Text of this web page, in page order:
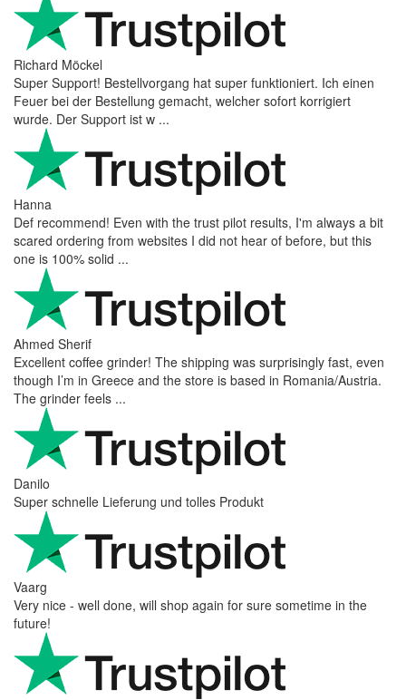
Mihaylovich
perfect all product,company,delivery, thanks recomended
Nerijus
Excellent store! Friendly and professional communication, fast
shipping, and the item arrived well packaged. The whole
purchasing experience was smoot ...
Richard Möckel
Super Support! Bestellvorgang hat super funktioniert. Ich einen
Feuer bei der Bestellung gemacht, welcher sofort korrigiert
wurde. Der Support ist w ...
Hanna
Def recommend! Even with the trust pilot results, I'm always a bit
scared ordering from websites I did not hear of before, but this
one is 100% solid ...
Ahmed Sherif
Excellent coffee grinder! The shipping was surprisingly fast, even
though I’m in Greece and the store is based in Romania/Austria.
The grinder feels ...